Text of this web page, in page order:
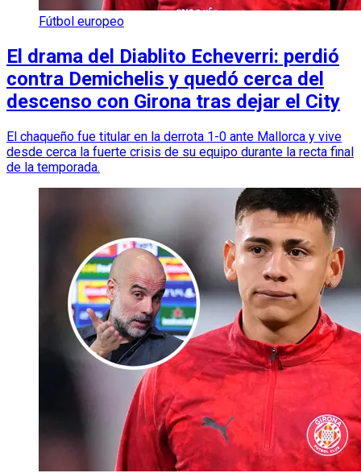
Fútbol europeo
El drama del Diablito Echeverri: perdió
contra Demichelis y quedó cerca del
descenso con Girona tras dejar el City
El chaqueño fue titular en la derrota 1-0 ante Mallorca y vive
desde cerca la fuerte crisis de su equipo durante la recta final
de la temporada.